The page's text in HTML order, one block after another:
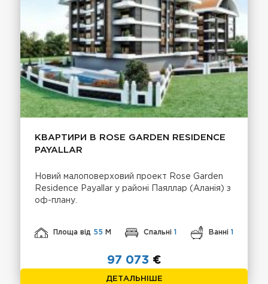
КВАРТИРИ В ROSE GARDEN RESIDENCE
PAYALLAR
Новий малоповерховий проект Rose Garden
Residence Payallar у районі Паяллар (Аланія) з
оф-плану.
Площа від 55 М Спальні 1 Ванні 1
97 073 €
ДЕТАЛЬНІШЕ